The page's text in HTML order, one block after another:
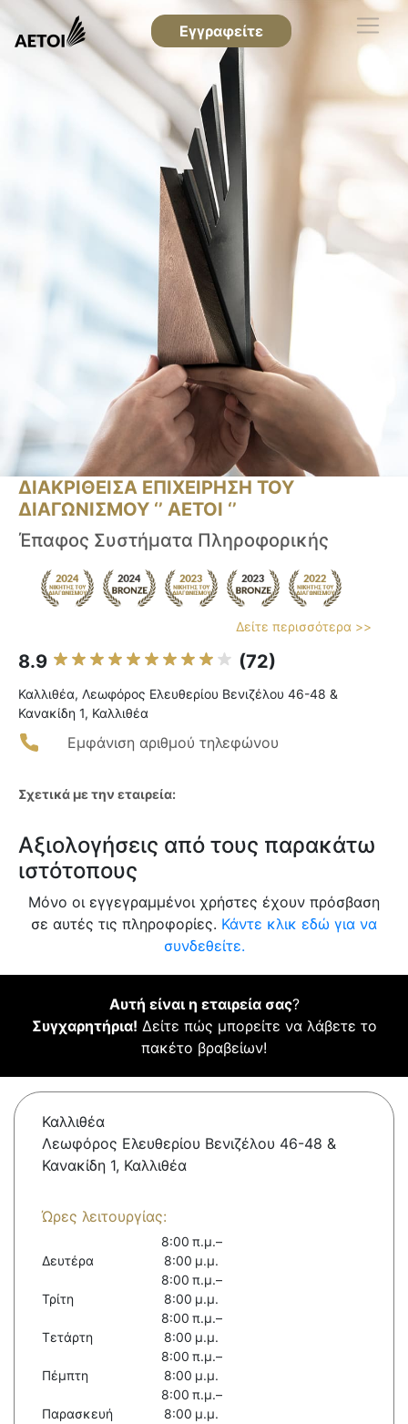
Εγγραφείτε
ΔΙΑΚΡΙΘΕΙΣΑ ΕΠΙΧΕΙΡΗΣΗ ΤΟΥ
ΔΙΑΓΩΝΙΣΜΟΥ ‘’ ΑΕΤΟΙ ‘’
Έπαφος Συστήματα Πληροφορικής
Δείτε περισσότερα >>
8.9 (72)
Καλλιθέα, Λεωφόρος Ελευθερίου Βενιζέλου 46-48 &
Κανακίδη 1, Καλλιθέα
Εμφάνιση αριθμού τηλεφώνου
Σχετικά με την εταιρεία:
Αξιολογήσεις από τους παρακάτω
ιστότοπους
Μόνο οι εγγεγραμμένοι χρήστες έχουν πρόσβαση
σε αυτές τις πληροφορίες. Κάντε κλικ εδώ για να
συνδεθείτε.
Αυτή είναι η εταιρεία σας?
Συγχαρητήρια! Δείτε πώς μπορείτε να λάβετε το
πακέτο βραβείων!
Καλλιθέα
Λεωφόρος Ελευθερίου Βενιζέλου 46-48 &
Κανακίδη 1, Καλλιθέα
Ώρες λειτουργίας:
Δευτέρα
8:00 π.μ.–
8:00 μ.μ.
Τρίτη
8:00 π.μ.–
8:00 μ.μ.
Τετάρτη
8:00 π.μ.–
8:00 μ.μ.
Πέμπτη
8:00 π.μ.–
8:00 μ.μ.
Παρασκευή
8:00 π.μ.–
8:00 μ.μ.